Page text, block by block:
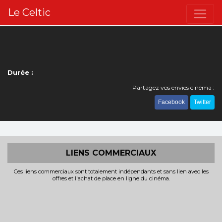
Le Celtic
Durée :
Partagez vos envies cinéma :
Facebook Twitter
LIENS COMMERCIAUX
Ces liens commerciaux sont totalement indépendants et sans lien avec les
offres et l'achat de place en ligne du cinéma.